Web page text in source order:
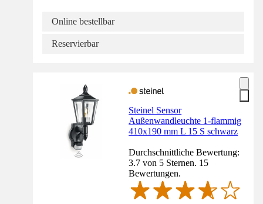
Online bestellbar
Reservierbar
Steinel Sensor
Außenwandleuchte 1-flammig
410x190 mm L 15 S schwarz
Durchschnittliche Bewertung:
3.7 von 5 Sternen. 15
Bewertungen.